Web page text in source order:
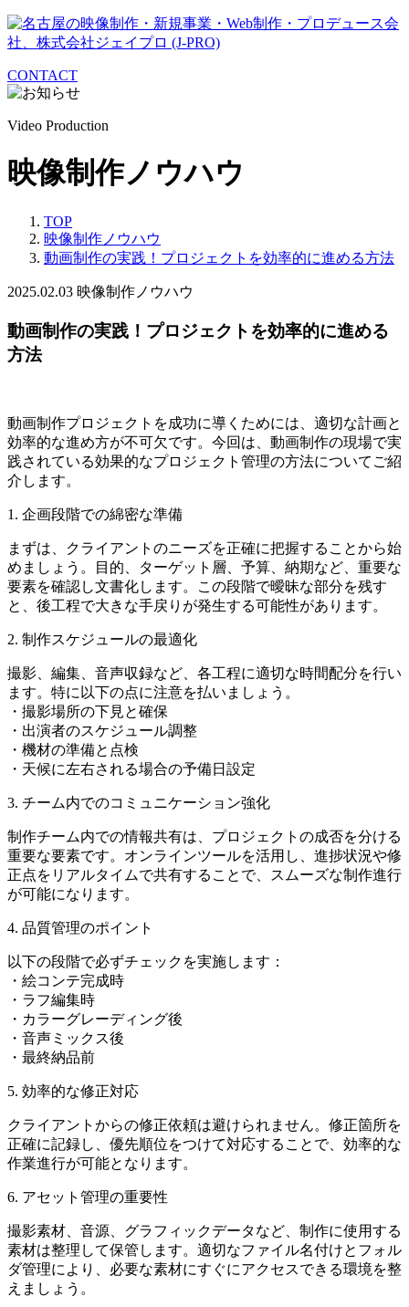
CONTACT
Video Production
映像制作ノウハウ
TOP
映像制作ノウハウ
動画制作の実践！プロジェクトを効率的に進める方法
2025.02.03 映像制作ノウハウ
動画制作の実践！プロジェクトを効率的に進める
方法
動画制作プロジェクトを成功に導くためには、適切な計画と
効率的な進め方が不可欠です。今回は、動画制作の現場で実
践されている効果的なプロジェクト管理の方法についてご紹
介します。
1. 企画段階での綿密な準備
まずは、クライアントのニーズを正確に把握することから始
めましょう。目的、ターゲット層、予算、納期など、重要な
要素を確認し文書化します。この段階で曖昧な部分を残す
と、後工程で大きな手戻りが発生する可能性があります。
2. 制作スケジュールの最適化
撮影、編集、音声収録など、各工程に適切な時間配分を行い
ます。特に以下の点に注意を払いましょう。
・撮影場所の下見と確保
・出演者のスケジュール調整
・機材の準備と点検
・天候に左右される場合の予備日設定
3. チーム内でのコミュニケーション強化
制作チーム内での情報共有は、プロジェクトの成否を分ける
重要な要素です。オンラインツールを活用し、進捗状況や修
正点をリアルタイムで共有することで、スムーズな制作進行
が可能になります。
4. 品質管理のポイント
以下の段階で必ずチェックを実施します：
・絵コンテ完成時
・ラフ編集時
・カラーグレーディング後
・音声ミックス後
・最終納品前
5. 効率的な修正対応
クライアントからの修正依頼は避けられません。修正箇所を
正確に記録し、優先順位をつけて対応することで、効率的な
作業進行が可能となります。
6. アセット管理の重要性
撮影素材、音源、グラフィックデータなど、制作に使用する
素材は整理して保管します。適切なファイル名付けとフォル
ダ管理により、必要な素材にすぐにアクセスできる環境を整
えましょう。